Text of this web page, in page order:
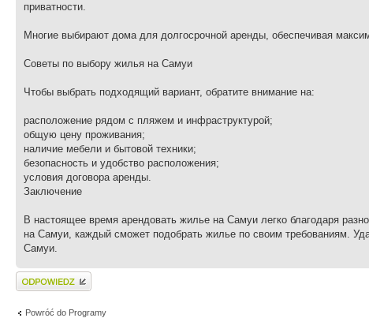
приватности.
Многие выбирают дома для долгосрочной аренды, обеспечивая
Советы по выбору жилья на Самуи
Чтобы выбрать подходящий вариант, обратите внимание на:
расположение рядом с пляжем и инфраструктурой;
общую цену проживания;
наличие мебели и бытовой техники;
безопасность и удобство расположения;
условия договора аренды.
Заключение
В настоящее время арендовать жилье на Самуи легко благодаря
на Самуи, каждый сможет подобрать жилье по своим требованиям.
Самуи.
Wyślij odpowiedź
Powróć do Programy